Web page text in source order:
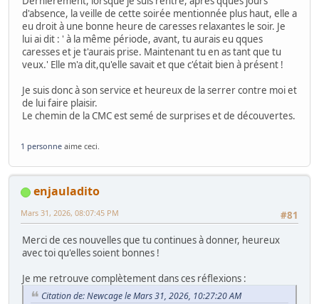
d'absence, la veille de cette soirée mentionnée plus haut, elle a
eu droit à une bonne heure de caresses relaxantes le soir. Je
lui ai dit : ' à la même période, avant, tu aurais eu qques
caresses et je t'aurais prise. Maintenant tu en as tant que tu
veux.' Elle m'a dit,qu'elle savait et que c'était bien à présent !
Je suis donc à son service et heureux de la serrer contre moi et
de lui faire plaisir.
Le chemin de la CMC est semé de surprises et de découvertes.
1 personne aime ceci.
enjauladito
#81
Mars 31, 2026, 08:07:45 PM
Merci de ces nouvelles que tu continues à donner, heureux
avec toi qu'elles soient bonnes !
Je me retrouve complètement dans ces réflexions :
Citation de: Newcage le Mars 31, 2026, 10:27:20 AM